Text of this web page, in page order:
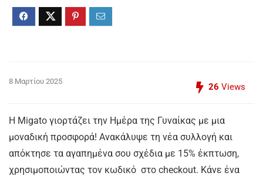
8 Μαρτίου 2025
26 Views
Η Migato γιορτάζει την Ημέρα της Γυναίκας με μια
μοναδική προσφορά! Ανακάλυψε τη νέα συλλογή και
απόκτησε τα αγαπημένα σου σχέδια με 15% έκπτωση,
χρησιμοποιώντας τον κωδικό στο checkout. Κάνε ένα